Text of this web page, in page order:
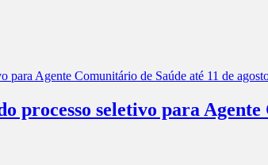
seletivo para Agente